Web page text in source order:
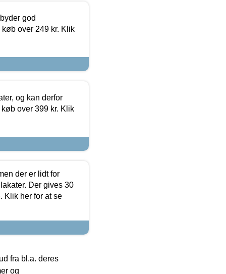
god
over 249 kr. Klik
og kan derfor
over 399 kr. Klik
der er lidt for
Der gives 30
Klik her for at se
fra bl.a. deres
og